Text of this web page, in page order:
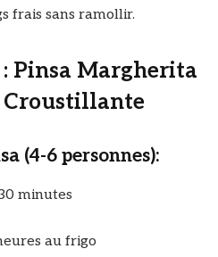
frais sans ramollir.
Pinsa Margherita
(4-6 personnes):
minutes
au frigo